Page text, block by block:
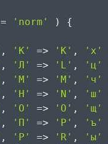
= 'norm' )
{
, 'К' => 'K' , 'х'
, 'Л' => 'L' , 'ц'
, 'М' => 'M' , 'ч'
, 'Н' => 'N' , 'ш'
, 'О' => 'O' , 'щ'
, 'П' => 'P' , 'ъ'
, 'Р' => 'R' , 'ы'